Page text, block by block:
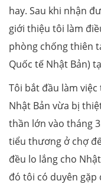
hay. Sau khi nhận
giới thiệu tôi làm
phòng chống thiên
Quốc tế Nhật Bản)
Tôi bắt đầu làm
Nhật Bản vừa bị
thần lớn vào tháng
tiểu thương ở chợ
đều lo lắng cho
đó tôi có duyên gặp